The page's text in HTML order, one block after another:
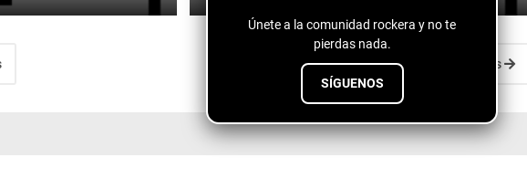
Únete a la comunidad rockera y no te
pierdas nada.
SÍGUENOS
Entradas antiguas